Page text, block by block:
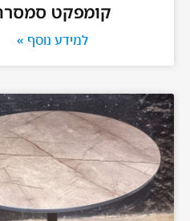
קומפקט
למידע נוסף »